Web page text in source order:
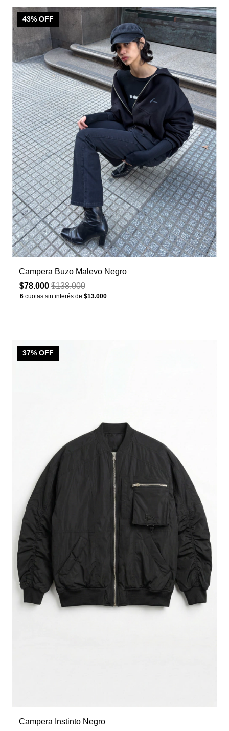
43% OFF
Campera Buzo Malevo Negro
$78.000 $138.000
6 cuotas sin interés de $13.000
37% OFF
Campera Instinto Negro